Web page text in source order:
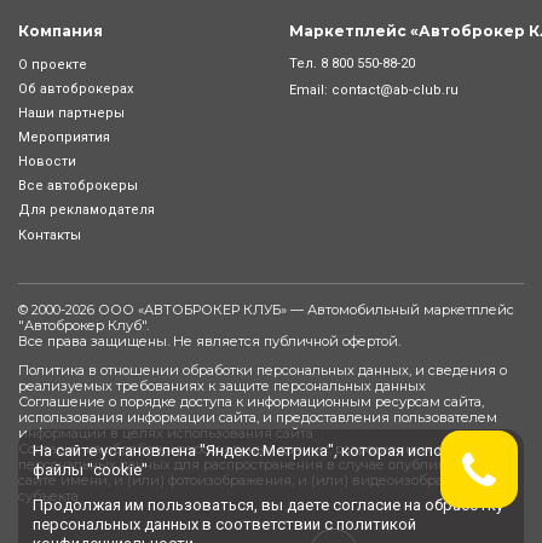
На сайте установлена "Яндекс.Метрика", которая использует
файлы "cookie"
Продолжая им пользоваться, вы даете согласие на обработку
персональных данных в соответствии сполитикой
Компания
О проекте
Об автоброкерах
Наши партнеры
Мероприятия
Новости
Все автоброкеры
Для рекламодателя
Контакты
Маркетплейс «Автоброкер
Тел. 8 800 550-88-20
Email: contact@ab-club.ru
© 2000-2026 ООО «АВТОБРОКЕР КЛУБ» — Автомобильный маркетплейс
"Автоброкер Клуб".
Все права защищены. Не является публичной офертой.
Политика в отношении обработки персональных данных, и сведения о
реализуемых требованиях к защите персональных данных
Соглашение о порядке доступа к информационным ресурсам сайта,
использования информации сайта, и предоставления пользователем
информации в целях использования сайта
Согласие на обработку персональных данных, разрешенных субъектом
персональных данных для распространения в случае опубликования на
сайте имени, и (или) фотоизображения, и (или) видеоизображения
субъекта